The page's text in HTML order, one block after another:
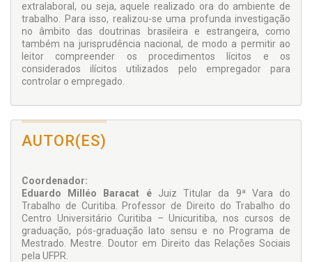
extralaboral, ou seja, aquele realizado ora do ambiente de
trabalho. Para isso, realizou-se uma profunda investigação
no âmbito das doutrinas brasileira e estrangeira, como
também na jurisprudência nacional, de modo a permitir ao
leitor compreender os procedimentos lícitos e os
considerados ilícitos utilizados pelo empregador para
controlar o empregado.
AUTOR(ES)
Coordenador:
Eduardo Milléo Baracat é Juiz Titular da 9ª Vara do
Trabalho de Curitiba. Professor de Direito do Trabalho do
Centro Universitário Curitiba – Unicuritiba, nos cursos de
graduação, pós-graduação lato sensu e no Programa de
Mestrado. Mestre. Doutor em Direito das Relações Sociais
pela UFPR.